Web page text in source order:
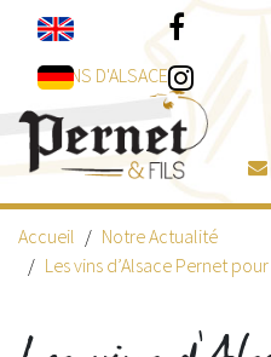
Aller au contenu
VINS D'ALSACE
Accueil
Notre Actualité
Les vins d’Alsace Pernet
Facebook
Instagram